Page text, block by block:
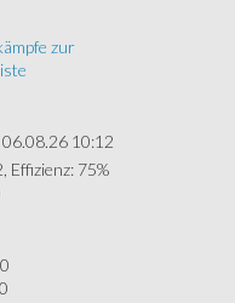
zur
06.08.26 10:12
Effizienz: 75%